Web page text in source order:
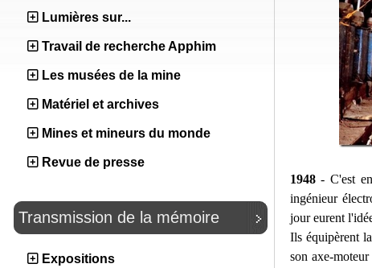
Lumières sur...
Travail de recherche Apphim
Les musées de la mine
Matériel et archives
Mines et mineurs du monde
Revue de presse
Transmission de la mémoire
Expositions
1948- C'est
ingénieur
jour eurent
Ils équipèrent
son axe-